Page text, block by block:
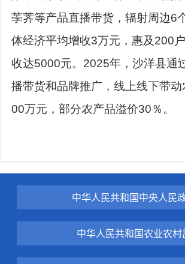
荸荠等产品直播带货，辐射周边6
体经济平均增收3万元，惠及200
收达5000元。2025年，沙洋县通
播带货和品牌推广，线上线下带
00万元，部分农产品溢价30％。
中华人民共和国中央人民
中华人民共和国农业农村